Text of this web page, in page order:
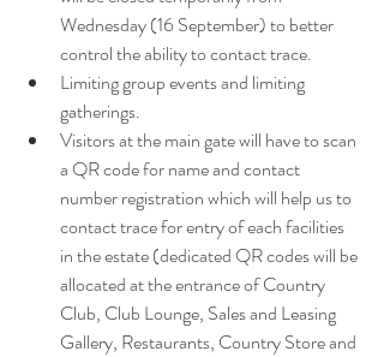
Wednesday (16 September) to better
control the ability to contact trace.
Limiting group events and limiting
gatherings.
Visitors at the main gate will have to scan
a QR code for name and contact
number registration which will help us to
contact trace for entry of each facilities
in the estate (dedicated QR codes will be
allocated at the entrance of Country
Club, Club Lounge, Sales and Leasing
Gallery, Restaurants, Country Store and